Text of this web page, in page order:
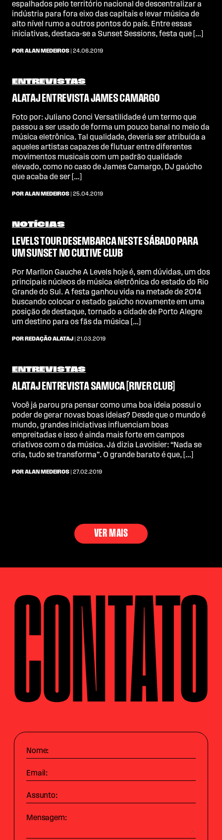
espalhados pelo território nacional de descentralizar a
indústria para fora eixo das capitais e levar música de
alto nível rumo a outros pontos do país. Entre essas
iniciativas, destaca-se a Sunset Sessions, festa que […]
POR ALAN MEDEIROS | 24.06.2019
ENTREVISTAS
ALATAJ ENTREVISTA JAMES CAMARGO
Foto por: Juliano Conci Versatilidade é um termo que
passou a ser usado de forma um pouco banal no meio da
música eletrônica. Tal qualidade, deveria ser atribuída a
aqueles artistas capazes de flutuar entre diferentes
movimentos musicais com um padrão qualidade
elevado, como no caso de James Camargo, DJ gaúcho
que acaba de ser […]
POR ALAN MEDEIROS | 25.04.2019
NOTÍCIAS
LEVELS TOUR DESEMBARCA NESTE SÁBADO PARA
UM SUNSET NO CULTIVE CLUB
Por Marllon Gauche A Levels hoje é, sem dúvidas, um dos
principais núcleos de música eletrônica do estado do Rio
Grande do Sul. A festa ganhou vida na metade de 2014
buscando colocar o estado gaúcho novamente em uma
posição de destaque, tornado a cidade de Porto Alegre
um destino para os fãs da música […]
POR REDAÇÃO ALATAJ | 21.03.2019
ENTREVISTAS
ALATAJ ENTREVISTA SAMUCA [RIVER CLUB]
Você já parou pra pensar como uma boa ideia possui o
poder de gerar novas boas ideias? Desde que o mundo é
mundo, grandes iniciativas influenciam boas
empreitadas e isso é ainda mais forte em campos
criativos com o da música. Já dizia Lavoisier: “Nada se
cria, tudo se transforma”. O grande barato é que, […]
POR ALAN MEDEIROS | 27.02.2019
VER MAIS
CONTATO
Nome:
Email:
Assunto:
Mensagem: